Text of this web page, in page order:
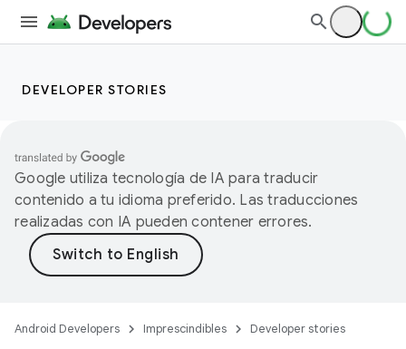
DEVELOPER STORIES
Google utiliza tecnología de IA para traducir
contenido a tu idioma preferido. Las traducciones
realizadas con IA pueden contener errores.
Android Developers Imprescindibles Developer stories